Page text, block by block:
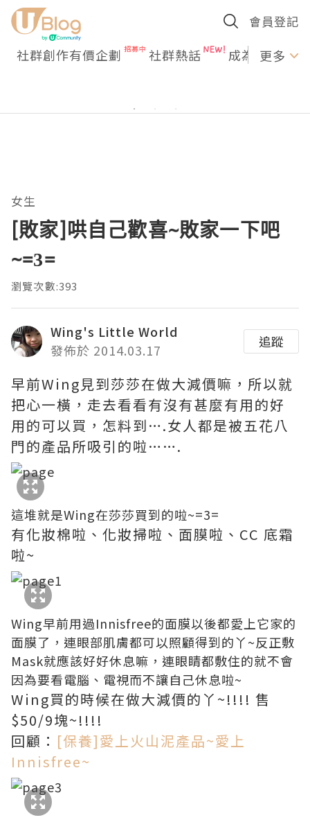
會員登記
社群創作有價企劃 社群熱話 成為U更多
女生
[敗家]哄自己歡喜~敗家一下吧
~=3=
瀏覽次數:393
Wing's Little World
發佈於 2014.03.17
追蹤
早前Wing見到莎莎在做大減價嘛，所以就
把心一橫，走去看看有沒有甚麼有用的好
用的可以買，怎料到….女人都是被五花八
門的產品所吸引的啦…….
這堆就是Wing在莎莎買到的啦~=3=
有化妝棉啦、化妝掃啦、面膜啦、CC 底霜
啦~
Wing早前用過Innisfree的面膜以後都愛上它家的
面膜了，連眼部肌膚都可以照顧得到的丫~反正敷
Mask就應該好好休息嘛，連眼睛都敷住的就不會
因為要看電腦、電視而不讓自己休息啦~
Wing買的時候在做大減價的丫~!!!! 售
$50/9塊~!!!!
回顧： [保養]愛上火山泥產品~愛上
Innisfree~